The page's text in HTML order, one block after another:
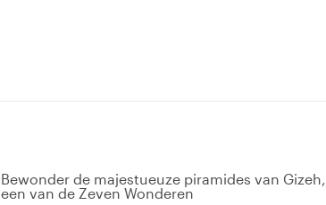
Bewonder de majestueuze piramides van Gizeh,
een van de Zeven Wonderen